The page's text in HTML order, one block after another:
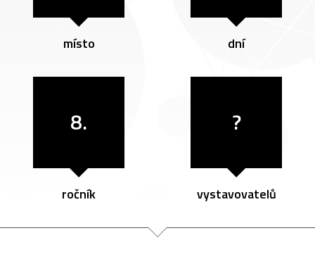
místo dní
8.
ročník
?
vystavovatelů